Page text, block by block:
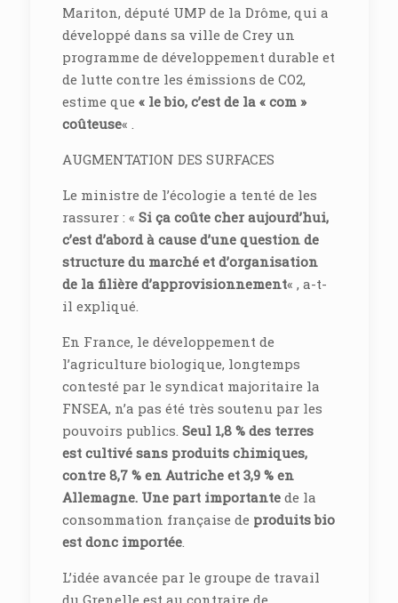
Mariton, député UMP de la Drôme, qui a
développé dans sa ville de Crey un
programme de développement durable et
de lutte contre les émissions de CO2,
estime que « le bio, c’est de la « com »
coûteuse« .
AUGMENTATION DES SURFACES
Le ministre de l’écologie a tenté de les
rassurer : « Si ça coûte cher aujourd’hui,
c’est d’abord à cause d’une question de
structure du marché et d’organisation
de la filière d’approvisionnement« , a-t-
il expliqué.
En France, le développement de
l’agriculture biologique, longtemps
contesté par le syndicat majoritaire la
FNSEA, n’a pas été très soutenu par les
pouvoirs publics. Seul 1,8 % des terres
est cultivé sans produits chimiques,
contre 8,7 % en Autriche et 3,9 % en
Allemagne. Une part importantede la
consommation française de produits bio
est donc importée.
L’idée avancée par le groupe de travail
du Grenelle est au contraire de